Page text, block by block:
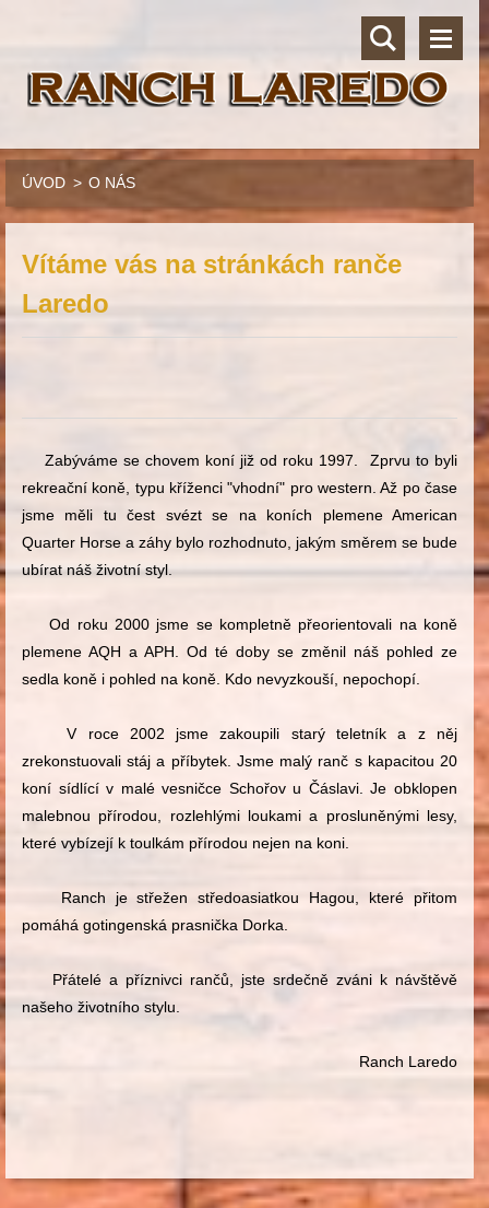
ÚVOD > O NÁS
Vítáme vás na stránkách ranče
Laredo
Zabýváme se chovem koní již od roku 1997. Zprvu to byli
rekreační koně, typu kříženci "vhodní" pro western. Až po čase
jsme měli tu čest svézt se na koních plemene American
Quarter Horse a záhy bylo rozhodnuto, jakým směrem se bude
ubírat náš životní styl.
Od roku 2000 jsme se kompletně přeorientovali na koně
plemene AQH a APH. Od té doby se změnil náš pohled ze
sedla koně i pohled na koně. Kdo nevyzkouší, nepochopí.
V roce 2002 jsme zakoupili starý teletník a z něj
zrekonstuovali stáj a příbytek. Jsme malý ranč s kapacitou 20
koní sídlící v malé vesničce Schořov u Čáslavi. Je obklopen
malebnou přírodou, rozlehlými loukami a prosluněnými lesy,
které vybízejí k toulkám přírodou nejen na koni.
Ranch je střežen středoasiatkou Hagou, které přitom
pomáhá gotingenská prasnička Dorka.
Přátelé a příznivci rančů, jste srdečně zváni k návštěvě
našeho životního stylu.
Ranch Laredo